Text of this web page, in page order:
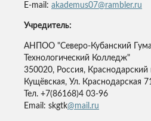
E-mail: akademus07@rambler.ru
Учредитель:
АНПОО "Северо-Кубанский
Технологический Колледж"
350020, Россия, Краснодарский
Кущёвская, Ул. Краснодарская
Тел. +7(86168)4 03-96
Email: skgtk@mail.ru